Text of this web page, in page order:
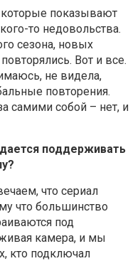
которые показывают
то недовольства.
сезона, новых
Вот и все.
не видела,
повторения.
самими собой – нет, и
поддерживать
что сериал
что большинство
под
камера, и мы
кто подключал